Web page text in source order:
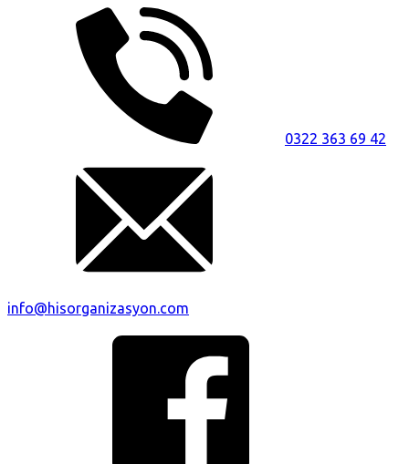
0322 363 69 42
info@hisorganizasyon.com